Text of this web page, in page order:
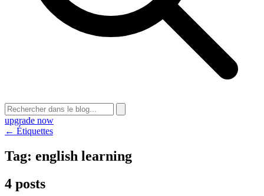
upgrade now
← Étiquettes
Tag: english learning
4 posts